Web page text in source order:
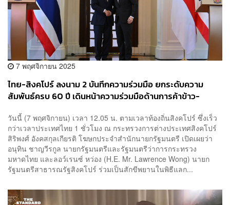
7 พฤศจิกายน 2025
ไทย-สิงคโปร์ ลงนาม 2 บันทึกความร่วมมือ ยกระดับความ
สัมพันธ์ครบ 60 ปี เดินหน้าความร่วมมือด้านการค้าข้าว-
วันนี้ (7 พฤศจิกายน) เวลา 12.05 น. ตามเวลาท้องถิ่นสิงคโปร์ ซึ่งเร็ว
กว่าเวลาประเทศไทย 1 ชั่วโมง ณ กระทรวงการต่างประเทศสิงคโปร์
สิริพงศ์ อังคสกุลเกียรติ โฆษกประจำสำนักนายกรัฐมนตรี เปิดเผยว่า
อนุทิน ชาญวีรกูล นายกรัฐมนตรีและรัฐมนตรีว่าการกระทรวง
มหาดไทย และลอว์เรนซ์ หว่อง (H.E. Mr. Lawrence Wong) นายก
รัฐมนตรีสาธารณรัฐสิงคโปร์ ร่วมเป็นสักขีพยานในพิธีแลก...